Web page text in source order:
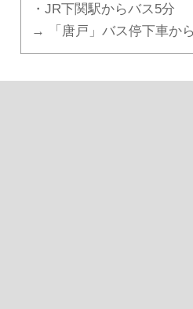
・JR下関駅からバス5分
→ 「唐戸」バス停下車か